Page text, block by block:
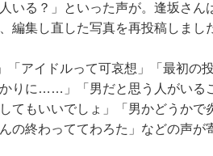
いる？」といった声が。逢坂さん
編集し直した写真を再投稿しまし
「アイドルって可哀想」「最初の
りに……」「男だと思う人がいる
てもいいでしょ」「男かどうかで
の終わっててわろた」などの声が